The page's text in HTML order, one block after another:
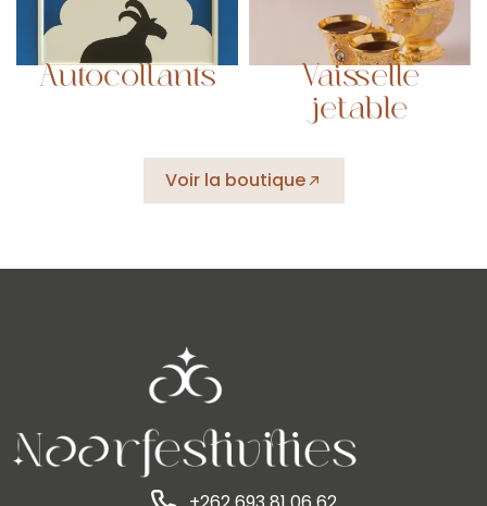
Autocollants
Vaisselle
jetable
Voir la boutique